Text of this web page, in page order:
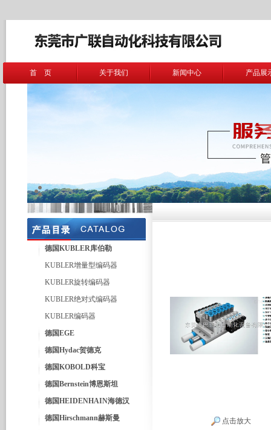
首 页 关于我们 新闻中心 产品展
德国KUBLER库伯勒
KUBLER增量型编码器
KUBLER旋转编码器
KUBLER绝对式编码器
KUBLER编码器
德国EGE
德国Hydac贺德克
德国KOBOLD科宝
德国Bernstein博恩斯坦
德国HEIDENHAIN海德汉
德国Hirschmann赫斯曼
点击放大